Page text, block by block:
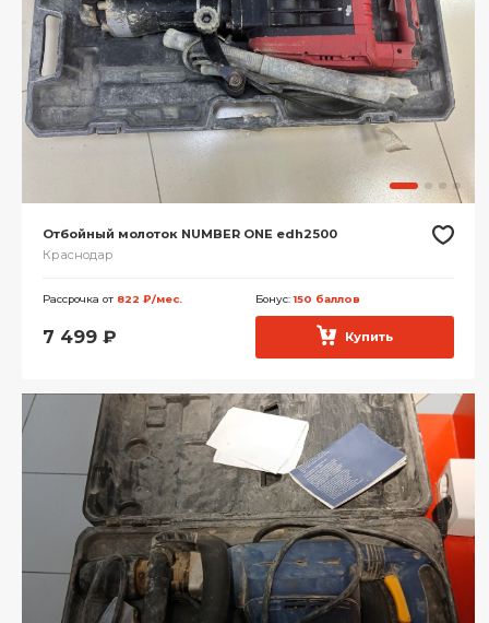
Отбойный молоток NUMBER ONE edh2500
Краснодар
Рассрочка от 822 ₽/мес. Бонус:150 баллов
7 499 ₽ Купить